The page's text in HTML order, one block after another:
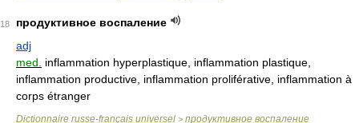
18
продуктивное воспаление
adj
med.
inflammation hyperplastique, inflammation plastique,
inflammation productive, inflammation proliférative, inflammation à
corps étranger
Dictionnaire russe-français universel > продуктивное воспаление